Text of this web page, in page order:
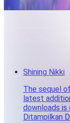
Shining Nikki
The sequel
latest
downloads is
Ditampilkan